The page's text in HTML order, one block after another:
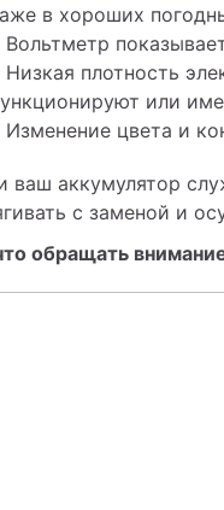
в хороших
Вольтметр
Низкая плотность
или
Изменение цвета и
ваш аккумулятор
с заменой и
обращать